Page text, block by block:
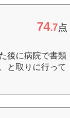
74.7点
後に病院で書類
と取りに行って